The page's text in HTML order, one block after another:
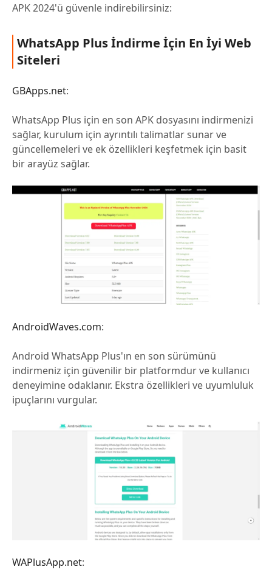
APK 2024'ü güvenle indirebilirsiniz:
WhatsApp Plus İndirme İçin En İyi Web
Siteleri
GBApps.net:
WhatsApp Plus için en son APK dosyasını indirmenizi
sağlar, kurulum için ayrıntılı talimatlar sunar ve
güncellemeleri ve ek özellikleri keşfetmek için basit
bir arayüz sağlar.
AndroidWaves.com:
Android WhatsApp Plus'ın en son sürümünü
indirmeniz için güvenilir bir platformdur ve kullanıcı
deneyimine odaklanır. Ekstra özellikleri ve uyumluluk
ipuçlarını vurgular.
WAPlusApp.net: